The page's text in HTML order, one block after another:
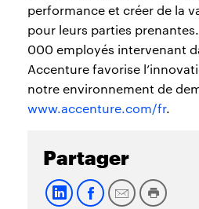
performance et créer de la
pour leurs parties
000 employés intervenant
Accenture favorise
notre environnement de
www.accenture.com/fr.
Partager